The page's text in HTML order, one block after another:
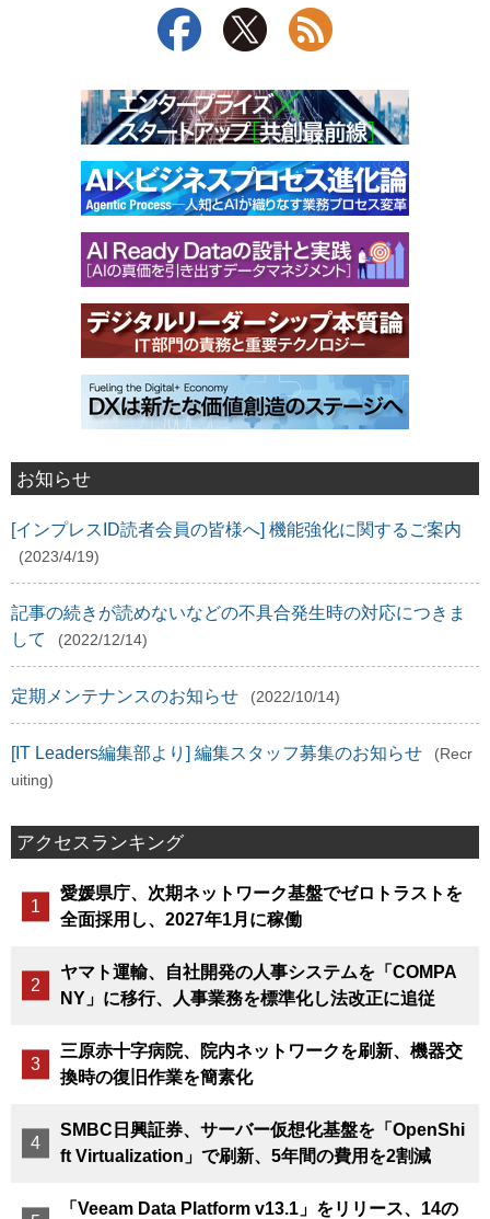
お知らせ
[インプレスID読者会員の皆様へ] 機能強化に関するご案内
(2023/4/19)
記事の続きが読めないなどの不具合発生時の対応につきま
して
(2022/12/14)
定期メンテナンスのお知らせ (2022/10/14)
[IT Leaders編集部より] 編集スタッフ募集のお知らせ
(Recr
uiting)
アクセスランキング
愛媛県庁、次期ネットワーク基盤でゼロトラストを
全面採用し、2027年1月に稼働
ヤマト運輸、自社開発の人事システムを「COMPA
NY」に移行、人事業務を標準化し法改正に追従
三原赤十字病院、院内ネットワークを刷新、機器交
換時の復旧作業を簡素化
SMBC日興証券、サーバー仮想化基盤を「OpenShi
ft Virtualization」で刷新、5年間の費用を2割減
「Veeam Data Platform v13.1」をリリース、14の